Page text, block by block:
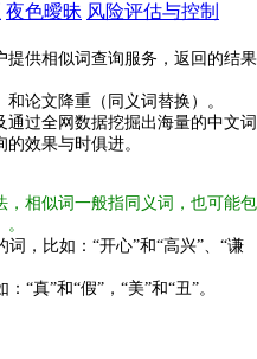
夜色曖昧 风险评估与控制
供相似词查询服务，返回的结果
论文降重（同义词替换）。
过全网数据挖掘出海量的中文词
效果与时俱进。
相似词一般指同义词，也可能包
，比如：“开心”和“高兴”、“谦
“真”和“假”，“美”和“丑”。